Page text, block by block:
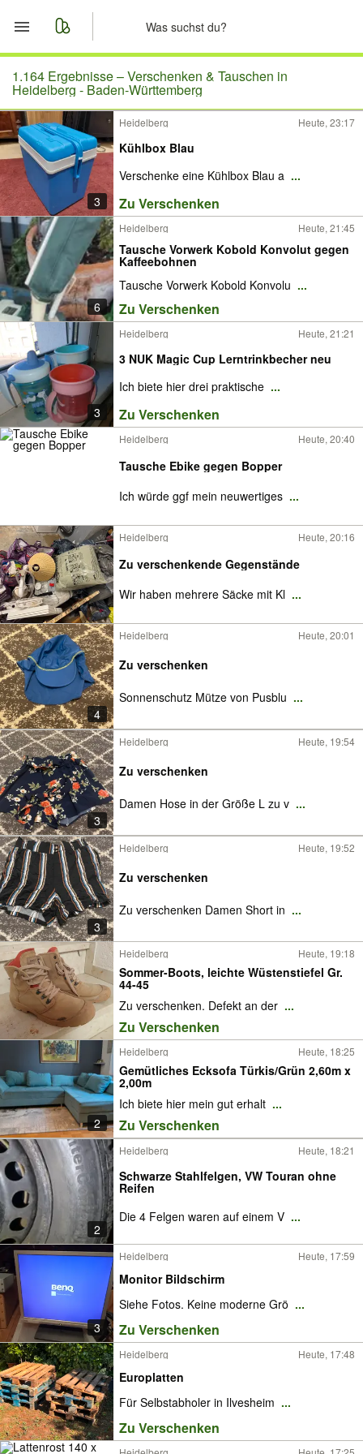
Start
Merkliste
Nachrichten
Anzeige aufgeben
1.164 Ergebnisse –Verschenken & Tauschen in
Heidelberg - Baden-Württemberg
3
Heidelberg Heute, 23:17
Kühlbox Blau
Verschenke eine Kühlbox Blau a ...
Zu Verschenken
6
Heidelberg Heute, 21:45
Tausche Vorwerk Kobold Konvolut gegen
Kaffeebohnen
Tausche Vorwerk Kobold Konvolu ...
Zu Verschenken
3
Heidelberg Heute, 21:21
3 NUK Magic Cup Lerntrinkbecher neu
Ich biete hier drei praktische ...
Zu Verschenken
Heidelberg Heute, 20:40
Tausche Ebike gegen Bopper
Ich würde ggf mein neuwertiges ...
Heidelberg Heute, 20:16
Zu verschenkende Gegenstände
Wir haben mehrere Säcke mit Kl ...
4
Heidelberg Heute, 20:01
Zu verschenken
Sonnenschutz Mütze von Pusblu ...
3
Heidelberg Heute, 19:54
Zu verschenken
Damen Hose in der Größe L zu v ...
3
Heidelberg Heute, 19:52
Zu verschenken
Zu verschenken Damen Short in ...
Heidelberg Heute, 19:18
Sommer-Boots, leichte Wüstenstiefel Gr.
44-45
Zu verschenken. Defekt an der ...
Zu Verschenken
2
Heidelberg Heute, 18:25
Gemütliches Ecksofa Türkis/Grün 2,60m x
2,00m
Ich biete hier mein gut erhalt ...
Zu Verschenken
2
Heidelberg Heute, 18:21
Schwarze Stahlfelgen, VW Touran ohne
Reifen
Die 4 Felgen waren auf einem V ...
3
Heidelberg Heute, 17:59
Monitor Bildschirm
Siehe Fotos. Keine moderne Grö ...
Zu Verschenken
Heidelberg Heute, 17:48
Europlatten
Für Selbstabholer in Ilvesheim ...
Zu Verschenken